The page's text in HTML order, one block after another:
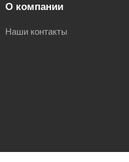
О компании
Наши контакты